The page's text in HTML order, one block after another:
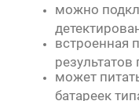
можно
встроенная
может
батареек